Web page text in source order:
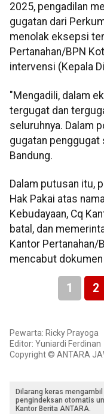
2025, pengadilan
gugatan dari
menolak eksepsi
Pertanahan/BPN
intervensi (Kepala
"Mengadili, dalam
tergugat dan
seluruhnya. Dalam
gugatan penggugat
Bandung.
Dalam putusan itu,
Hak Pakai atas
Kebudayaan, Cq
batal, dan
Kantor Pertanahan/
mencabut
1 2
Pewarta: Ricky Prayoga
Editor: Yuniardi Ferdinan
Copyright © ANTARA
Dilarang keras
pengindeksan otomatis
Kantor Berita ANTARA.